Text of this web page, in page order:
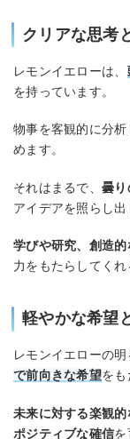
クリアな思考
レモンイエローは、
を持っています。
物事を客観的に分析
めます。
それはまるで、 曇り
アイデアを照らし出
学びや研究、創造的
力をもたらしてくれ
軽やかな希望
レモンイエローの明
で前向きな希望をも
未来に対する楽観的
ポジティブな確信を